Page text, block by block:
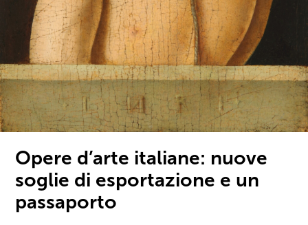
Opere d’arte italiane: nuove
soglie di esportazione e un
passaporto